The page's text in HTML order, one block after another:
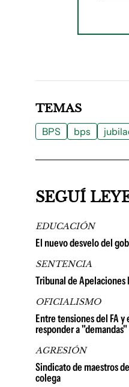
TEMAS
BPS bps
SEGUÍ
EDUCACIÓN
El nuevo desvelo del
SENTENCIA
Tribunal de
OFICIALISMO
Entre tensiones del FA
responder a
AGRESIÓN
Sindicato de maestros
colega